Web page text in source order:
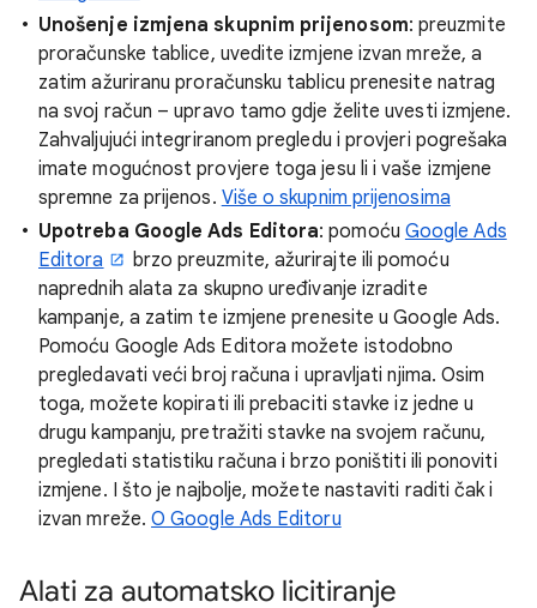
Unošenje izmjena skupnim prijenosom: preuzmite
proračunske tablice, uvedite izmjene izvan mreže, a
zatim ažuriranu proračunsku tablicu prenesite natrag
na svoj račun – upravo tamo gdje želite uvesti izmjene.
Zahvaljujući integriranom pregledu i provjeri pogrešaka
imate mogućnost provjere toga jesu li i vaše izmjene
spremne za prijenos. Više o skupnim prijenosima
Upotreba Google Ads Editora: pomoću Google Ads
Editora
brzo preuzmite, ažurirajte ili pomoću
naprednih alata za skupno uređivanje izradite
kampanje, a zatim te izmjene prenesite u Google Ads.
Pomoću Google Ads Editora možete istodobno
pregledavati veći broj računa i upravljati njima. Osim
toga, možete kopirati ili prebaciti stavke iz jedne u
drugu kampanju, pretražiti stavke na svojem računu,
pregledati statistiku računa i brzo poništiti ili ponoviti
izmjene. I što je najbolje, možete nastaviti raditi čak i
izvan mreže.O Google Ads Editoru
Alati za automatsko licitiranje